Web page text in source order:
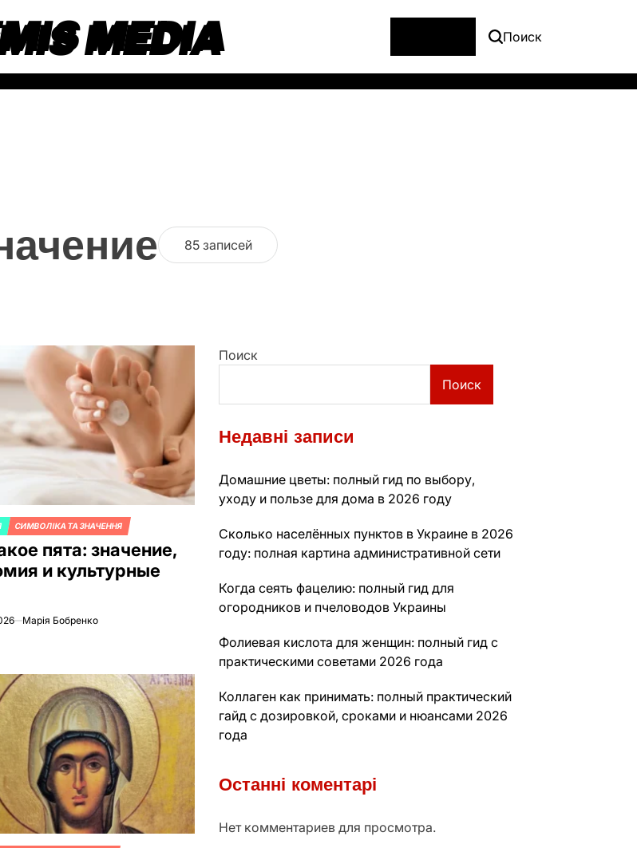
MEDIA Поиск
85 записей
СИМВОЛІКА ТА ЗНАЧЕННЯ
пята: значение,
и культурные
Марія Бобренко
Поиск
Поиск
Недавні записи
Домашние цветы: полный гид по выбору,
уходу и пользе для дома в 2026 году
Сколько населённых пунктов в Украине в 2026
году: полная картина административной сети
Когда сеять фацелию: полный гид для
огородников и пчеловодов Украины
Фолиевая кислота для женщин: полный гид с
практическими советами 2026 года
Коллаген как принимать: полный практический
гайд с дозировкой, сроками и нюансами 2026
года
Останні коментарі
Нет комментариев для просмотра.